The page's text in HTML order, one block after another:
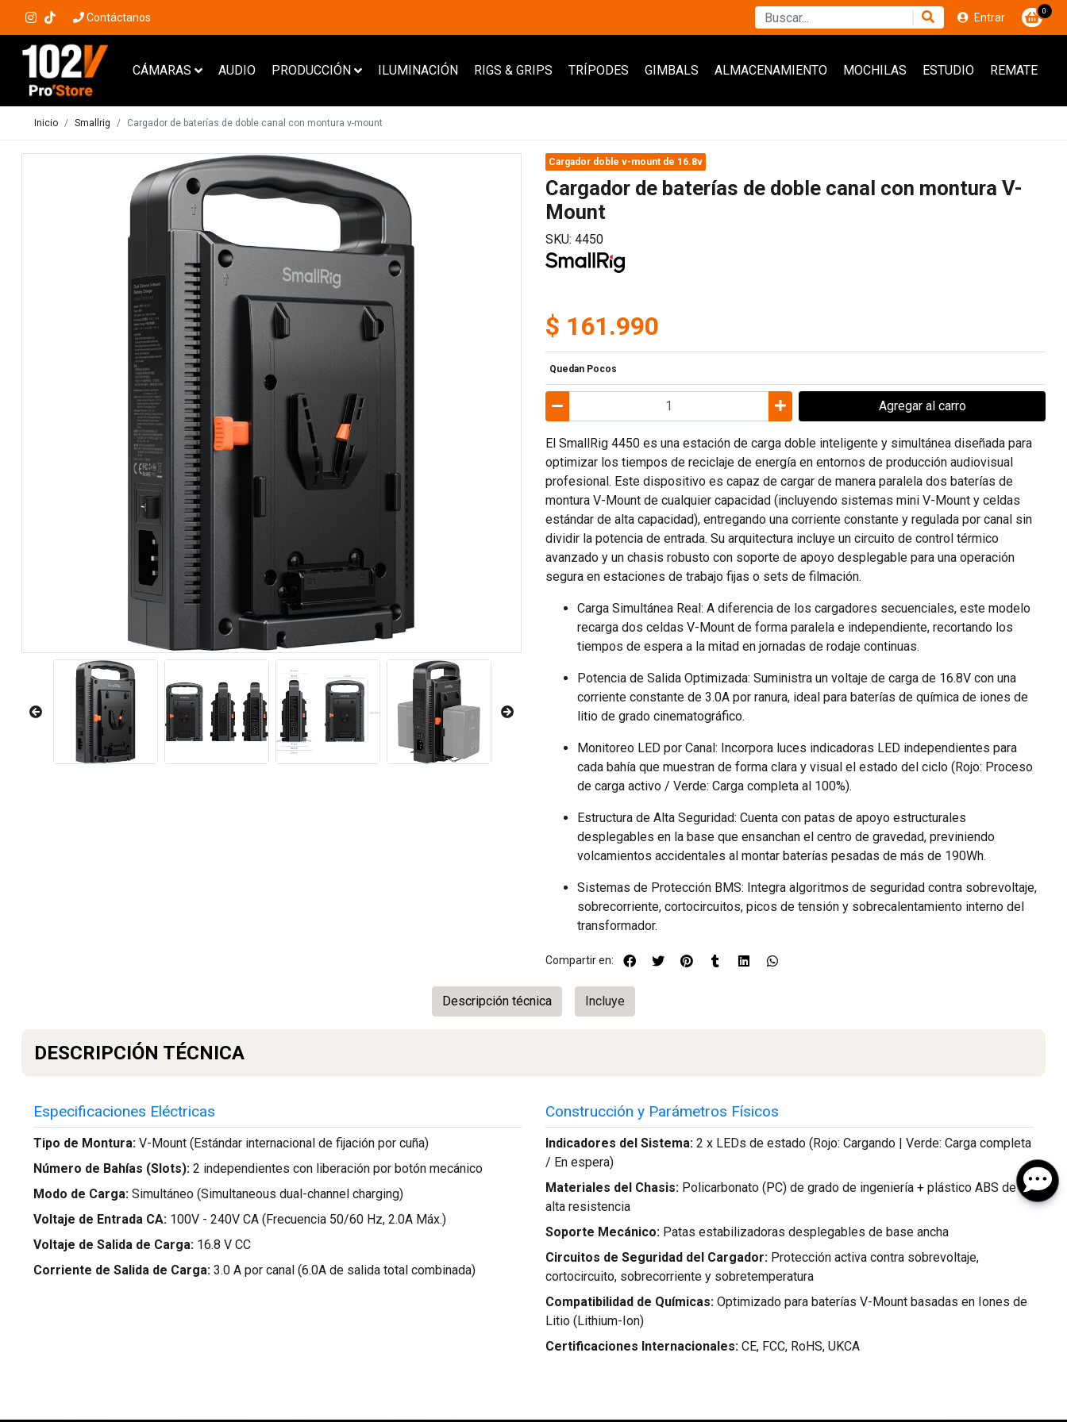
Contáctanos Entrar 0
CÁMARAS AUDIO PRODUCCIÓN ILUMINACIÓN RIGS & GRIPS TRÍPODES GIMBALS ALMACENAMIENTO MOCHILAS ESTUDIO REMATE
Inicio Smallrig Cargador de baterías de doble canal con montura v-mount
Cargador doble v-mount de 16.8v
Cargador de baterías de doble canal con montura V-
Mount
SKU: 4450
$ 161.990
Quedan Pocos
Agregar al carro
El SmallRig 4450 es una estación de carga doble inteligente y simultánea diseñada para
optimizar los tiempos de reciclaje de energía en entornos de producción audiovisual
profesional. Este dispositivo es capaz de cargar de manera paralela dos baterías de
montura V-Mount de cualquier capacidad (incluyendo sistemas mini V-Mount y celdas
estándar de alta capacidad), entregando una corriente constante y regulada por canal sin
dividir la potencia de entrada. Su arquitectura incluye un circuito de control térmico
avanzado y un chasis robusto con soporte de apoyo desplegable para una operación
segura en estaciones de trabajo fijas o sets de filmación.
Carga Simultánea Real: A diferencia de los cargadores secuenciales, este modelo
recarga dos celdas V-Mount de forma paralela e independiente, recortando los
tiempos de espera a la mitad en jornadas de rodaje continuas.
Potencia de Salida Optimizada: Suministra un voltaje de carga de 16.8V con una
corriente constante de 3.0A por ranura, ideal para baterías de química de iones de
litio de grado cinematográfico.
Monitoreo LED por Canal: Incorpora luces indicadoras LED independientes para
cada bahía que muestran de forma clara y visual el estado del ciclo (Rojo: Proceso
de carga activo / Verde: Carga completa al 100%).
Estructura de Alta Seguridad: Cuenta con patas de apoyo estructurales
desplegables en la base que ensanchan el centro de gravedad, previniendo
volcamientos accidentales al montar baterías pesadas de más de 190Wh.
Sistemas de Protección BMS: Integra algoritmos de seguridad contra sobrevoltaje,
sobrecorriente, cortocircuitos, picos de tensión y sobrecalentamiento interno del
transformador.
Compartir en:
DESCRIPCIÓN TÉCNICA
Especificaciones Eléctricas
Tipo de Montura: V-Mount (Estándar internacional de fijación por cuña)
Número de Bahías (Slots): 2 independientes con liberación por botón mecánico
Modo de Carga: Simultáneo (Simultaneous dual-channel charging)
Voltaje de Entrada CA: 100V - 240V CA (Frecuencia 50/60 Hz, 2.0A Máx.)
Voltaje de Salida de Carga: 16.8 V CC
Corriente de Salida de Carga: 3.0 A por canal (6.0A de salida total combinada)
Construcción y Parámetros Físicos
Indicadores del Sistema: 2 x LEDs de estado (Rojo: Cargando | Verde: Carga completa
/ En espera)
Materiales del Chasis: Policarbonato (PC) de grado de ingeniería + plástico ABS de
alta resistencia
Soporte Mecánico: Patas estabilizadoras desplegables de base ancha
Circuitos de Seguridad del Cargador: Protección activa contra sobrevoltaje,
cortocircuito, sobrecorriente y sobretemperatura
Compatibilidad de Químicas: Optimizado para baterías V-Mount basadas en Iones de
Litio (Lithium-Ion)
Certificaciones Internacionales: CE, FCC, RoHS, UKCA
Descripción técnica Incluye